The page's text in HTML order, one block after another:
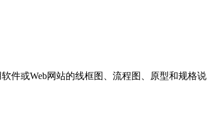
件或Web网站的线框图、流程图、原型和规格说